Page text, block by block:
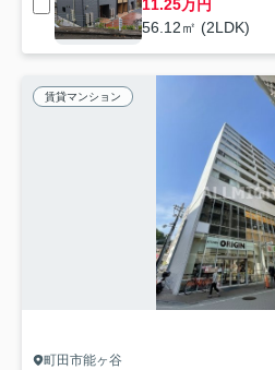
11.25万円
56.12㎡ (2LDK)
賃貸マンション
町田市能ヶ谷